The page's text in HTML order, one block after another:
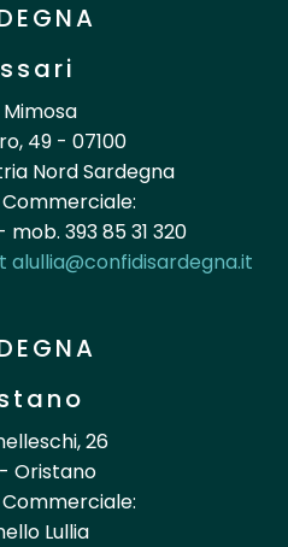
49 - 07100
Nord Sardegna
393 85 31 320
alullia@confidisardegna.it
26
Oristano
Lullia